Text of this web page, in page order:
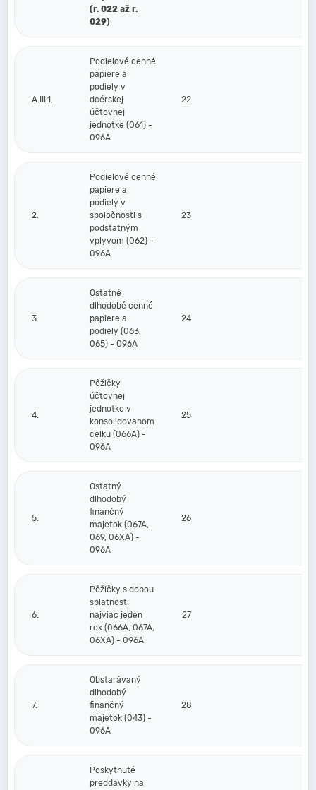
(r. 022 až r.
029)
A.III.1.
Podielové cenné
papiere a
podiely v
dcérskej
účtovnej
jednotke (061) -
096A
22
2.
Podielové cenné
papiere a
podiely v
spoločnosti s
podstatným
vplyvom (062) -
096A
23
3.
Ostatné
dlhodobé cenné
papiere a
podiely (063,
065) - 096A
24
4.
Pôžičky
účtovnej
jednotke v
konsolidovanom
celku (066A) -
096A
25
5.
Ostatný
dlhodobý
finančný
majetok (067A,
069, 06XA) -
096A
26
6.
Pôžičky s dobou
splatnosti
najviac jeden
rok (066A, 067A,
06XA) - 096A
27
7.
Obstarávaný
dlhodobý
finančný
majetok (043) -
096A
28
Poskytnuté
preddavky na